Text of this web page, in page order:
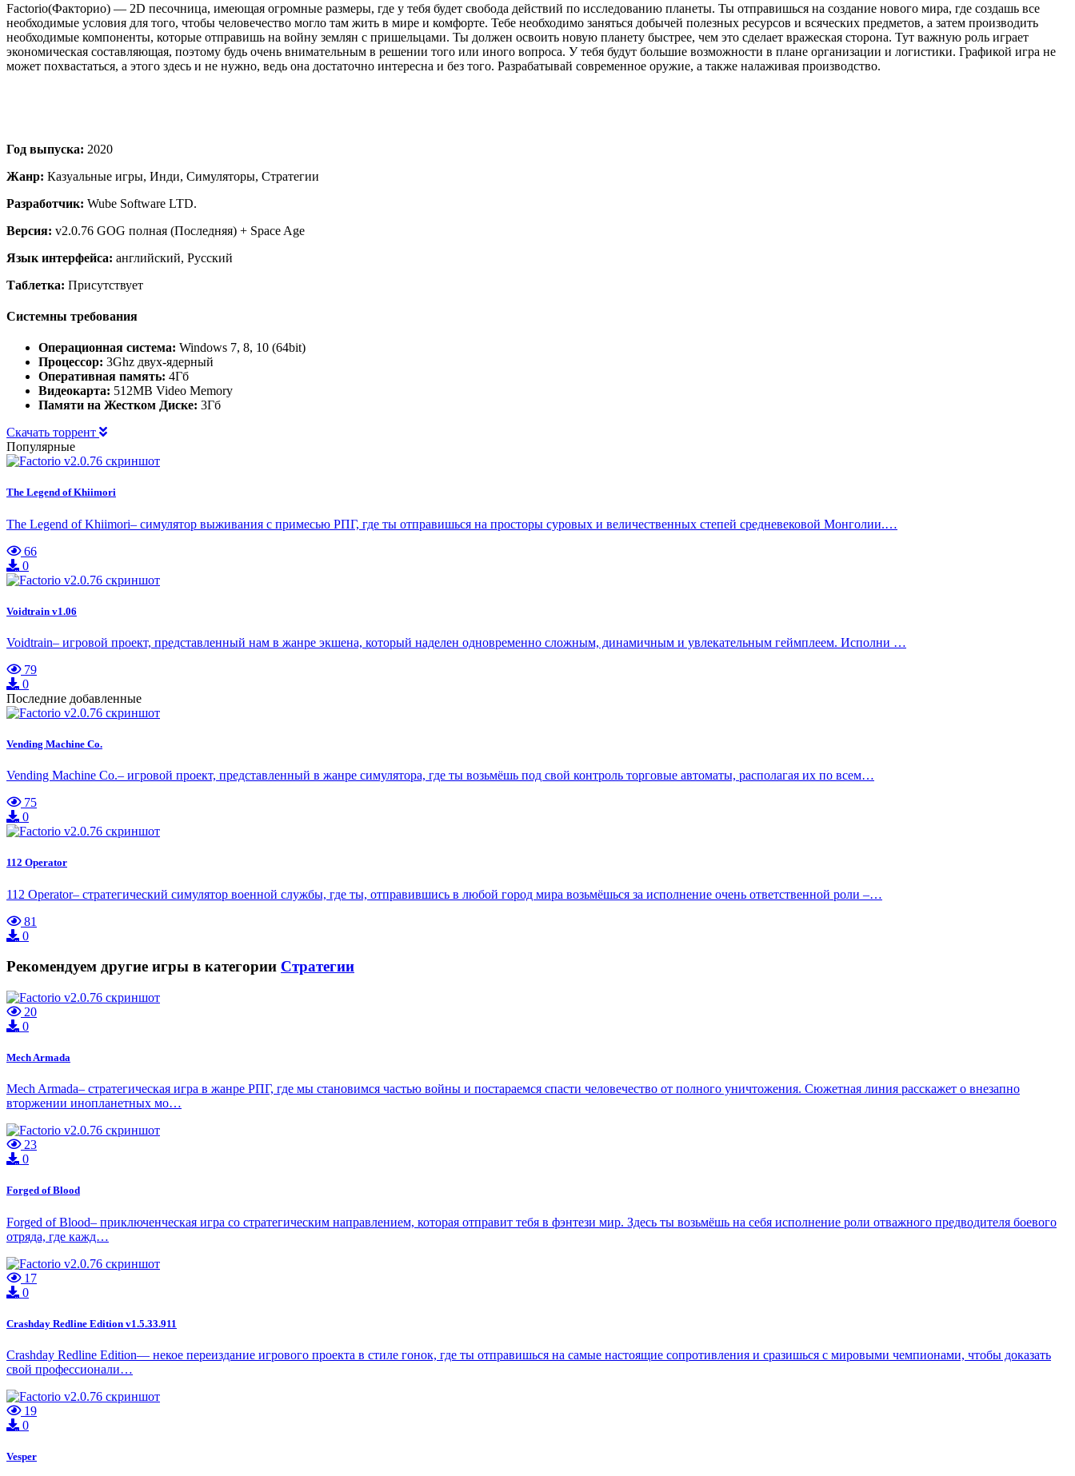
Factorio(Факторио) — 2D песочница, имеющая огромные размеры, где у тебя будет свобода действий по исследованию планеты. Ты отправишься на создание нового мира, где создашь все
необходимые условия для того, чтобы человечество могло там жить в мире и комфорте. Тебе необходимо заняться добычей полезных ресурсов и всяческих предметов, а затем производить
необходимые компоненты, которые отправишь на войну землян с пришельцами. Ты должен освоить новую планету быстрее, чем это сделает вражеская сторона. Тут важную роль играет
экономическая составляющая, поэтому будь очень внимательным в решении того или иного вопроса. У тебя будут большие возможности в плане организации и логистики. Графикой игра не
может похвастаться, а этого здесь и не нужно, ведь она достаточно интересна и без того. Разрабатывай современное оружие, а также налаживая производство.
Год выпуска: 2020
Жанр: Казуальные игры, Инди, Симуляторы, Стратегии
Разработчик: Wube Software LTD.
Версия: v2.0.76 GOG полная (Последняя) + Space Age
Язык интерфейса: английский, Русский
Таблетка: Присутствует
Системны требования
Операционная система: Windows 7, 8, 10 (64bit)
Процессор: 3Ghz двух-ядерный
Оперативная память: 4Гб
Видеокарта: 512MB Video Memory
Памяти на Жестком Диске: 3Гб
Скачать торрент
Популярные
The Legend of Khiimori
The Legend of Khiimori– симулятор выживания с примесью РПГ, где ты отправишься на просторы суровых и величественных степей средневековой Монголии.…
66
0
Voidtrain v1.06
Voidtrain– игровой проект, представленный нам в жанре экшена, который наделен одновременно сложным, динамичным и увлекательным геймплеем. Исполни …
79
0
Последние добавленные
Vending Machine Co.
Vending Machine Co.– игровой проект, представленный в жанре симулятора, где ты возьмёшь под свой контроль торговые автоматы, располагая их по всем…
75
0
112 Operator
112 Operator– стратегический симулятор военной службы, где ты, отправившись в любой город мира возьмёшься за исполнение очень ответственной роли –…
81
0
Рекомендуем другие игры в категории Стратегии
20
0
Mech Armada
Mech Armada– стратегическая игра в жанре РПГ, где мы становимся частью войны и постараемся спасти человечество от полного уничтожения. Сюжетная линия расскажет о внезапно
вторжении инопланетных мо…
23
0
Forged of Blood
Forged of Blood– приключенческая игра со стратегическим направлением, которая отправит тебя в фэнтези мир. Здесь ты возьмёшь на себя исполнение роли отважного предводителя боевого
отряда, где кажд…
17
0
Crashday Redline Edition v1.5.33.911
Crashday Redline Edition— некое переиздание игрового проекта в стиле гонок, где ты отправишься на самые настоящие сопротивления и сразишься с мировыми чемпионами, чтобы доказать
свой профессионали…
19
0
Vesper